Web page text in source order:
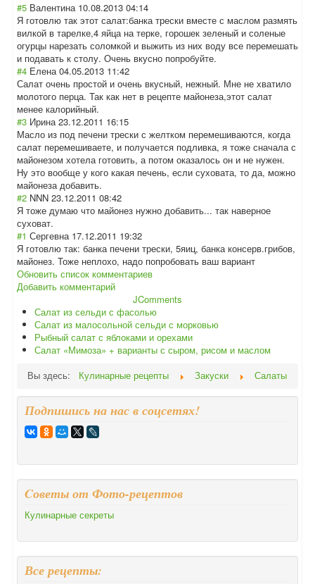
#5 Валентина 10.08.2013 04:14
Я готовлю так этот салат:банка трески вместе с маслом размять
вилкой в тарелке,4 яйца на терке, горошек зеленый и соленые
огурцы нарезать соломкой и выжить из них воду все перемешать
и подавать к столу. Очень вкусно попробуйте.
#4 Елена 04.05.2013 11:42
Салат очень простой и очень вкусный, нежный. Мне не хватило
молотого перца. Так как нет в рецепте майонеза,этот салат
менее калорийный.
#3 Ирина 23.12.2011 16:15
Масло из под печени трески с желтком перемешиваются, когда
салат перемешиваете, и получается подливка, я тоже сначала с
майонезом хотела готовить, а потом оказалось он и не нужен.
Ну это вообще у кого какая печень, если суховата, то да, можно
майонеза добавить.
#2 NNN 23.12.2011 08:42
Я тоже думаю что майонез нужно добавить... так наверное
суховат.
#1 Сергевна 17.12.2011 19:32
Я готовлю так: банка печени трески, 5яиц, банка консерв.грибов,
майонез. Тоже неплохо, надо попробовать ваш вариант
Обновить список комментариев
Добавить комментарий
JComments
Салат из сельди с фасолью
Салат из малосольной сельди с морковью
Рыбный салат с яблоками и орехами
Салат «Мимоза» + варианты с сыром, рисом и маслом
Вы здесь:
Кулинарные рецепты Закуски Салаты
Подпишись на нас в соцсетях!
Cоветы от Фото-рецептов
Кулинарные секреты
Все рецепты: